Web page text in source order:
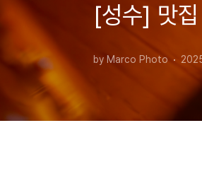
[성수] 맛
by Marco Photo